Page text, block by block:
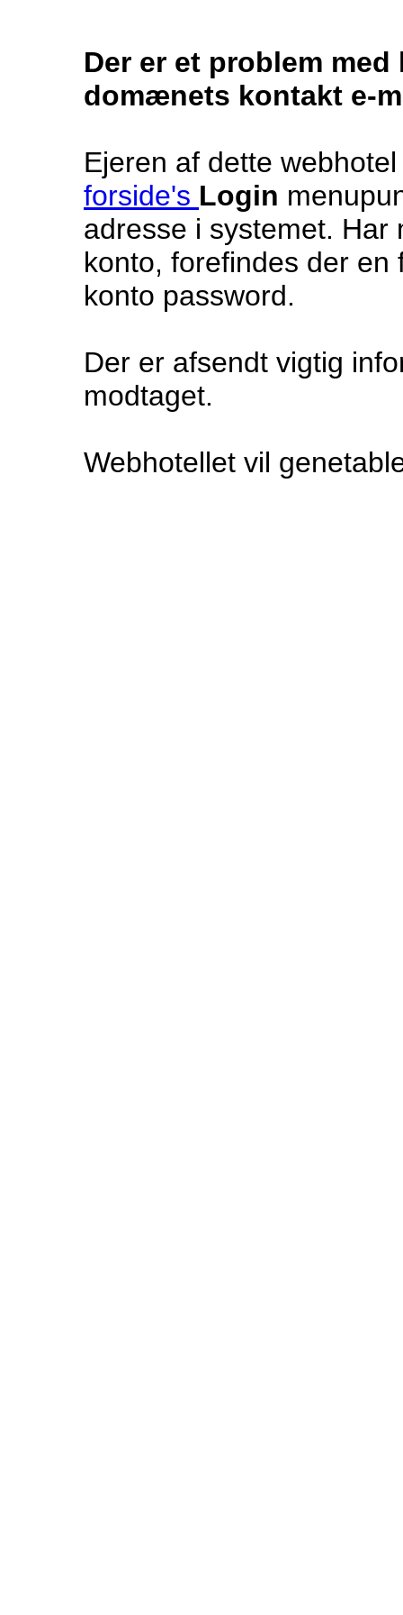
Der er et problem
domænets kontakt e-
Ejeren af dette
forside's Login
adresse i systemet. Har
konto, forefindes der
konto password.
Der er afsendt vigtig
modtaget.
Webhotellet vil